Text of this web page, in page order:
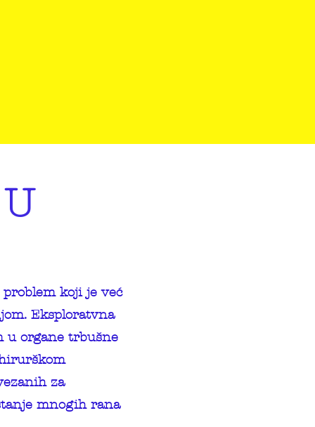
koji je već
Eksploratvna
u organe trbušne
za
mnogih rana